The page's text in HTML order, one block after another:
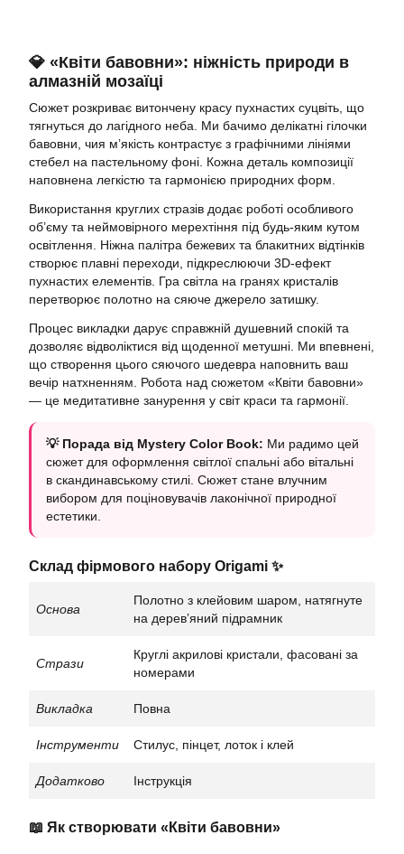
💎 «Квіти бавовни»: ніжність природи в
алмазній мозаїці
Сюжет розкриває витончену красу пухнастих суцвіть, що
тягнуться до лагідного неба. Ми бачимо делікатні гілочки
бавовни, чия м’якість контрастує з графічними лініями
стебел на пастельному фоні. Кожна деталь композиції
наповнена легкістю та гармонією природних форм.
Використання круглих стразів додає роботі особливого
об’єму та неймовірного мерехтіння під будь-яким кутом
освітлення. Ніжна палітра бежевих та блакитних відтінків
створює плавні переходи, підкреслюючи 3D-ефект
пухнастих елементів. Гра світла на гранях кристалів
перетворює полотно на сяюче джерело затишку.
Процес викладки дарує справжній душевний спокій та
дозволяє відволіктися від щоденної метушні. Ми впевнені,
що створення цього сяючого шедевра наповнить ваш
вечір натхненням. Робота над сюжетом «Квіти бавовни»
— це медитативне занурення у світ краси та гармонії.
💡 Порада від Mystery Color Book: Ми радимо цей
сюжет для оформлення світлої спальні або вітальні
в скандинавському стилі. Сюжет стане влучним
вибором для поціновувачів лаконічної природної
естетики.
Склад фірмового набору Origami ✨
Основа
Полотно з клейовим шаром, натягнуте
на деревʼяний підрамник
Стрази
Круглі акрилові кристали, фасовані за
номерами
Викладка Повна
Інструменти Стилус, пінцет, лоток і клей
Додатково Інструкція
📖 Як створювати «Квіти бавовни»